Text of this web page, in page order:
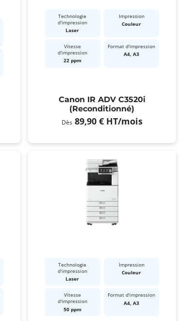
Technologie
d'impression
Laser
Impression
Couleur
Vitesse
d'impression
22 ppm
Format d'impression
A4, A3
Canon IR ADV C3520i
(Reconditionné)
Dès 89,90 € HT/mois
Technologie
d'impression
Laser
Impression
Couleur
Vitesse
d'impression
50 ppm
Format d'impression
A4, A3